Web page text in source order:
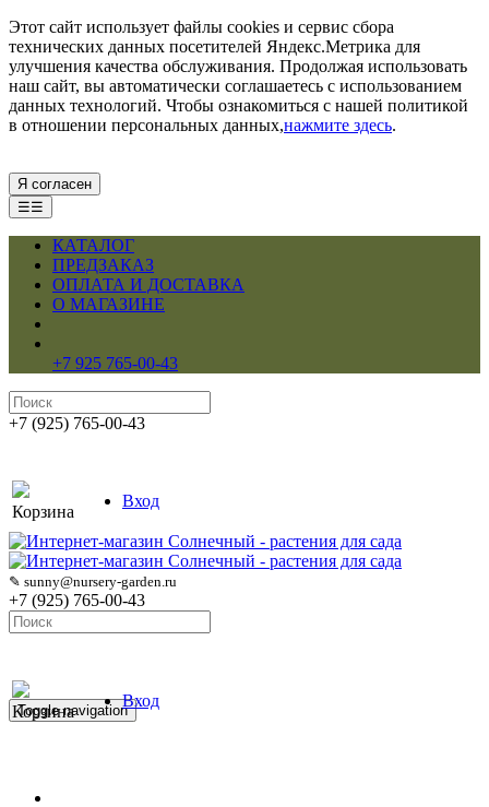
Этот сайт использует файлы cookies и сервис сбора
технических данных посетителей Яндекс.Метрика для
улучшения качества обслуживания. Продолжая использовать
наш сайт, вы автоматически соглашаетесь с использованием
данных технологий. Чтобы ознакомиться с нашей политикой
в отношении персональных данных,нажмите здесь.
Я согласен
☰☰
КАТАЛОГ
ПРЕДЗАКАЗ
ОПЛАТА И ДОСТАВКА
О МАГАЗИНЕ
+7 925 765-00-43
+7 (925) 765-00-43
Корзина
Вход
✎ sunny@nursery-garden.ru
+7 (925) 765-00-43
Корзина
Вход
Toggle navigation